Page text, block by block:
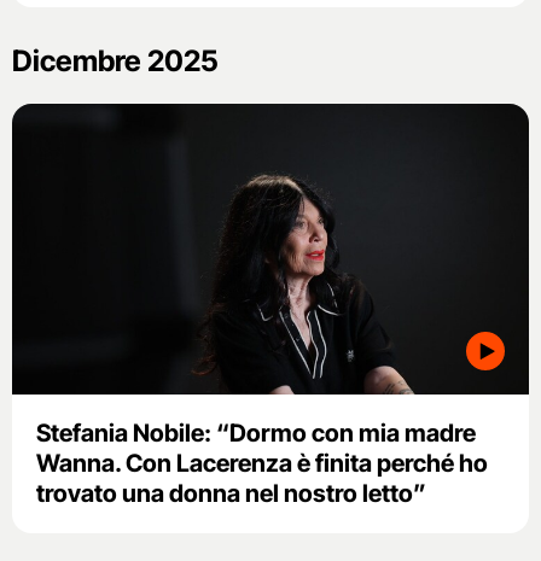
Dicembre 2025
Stefania Nobile: “Dormo con mia madre
Wanna. Con Lacerenza è finita perché ho
trovato una donna nel nostro letto”